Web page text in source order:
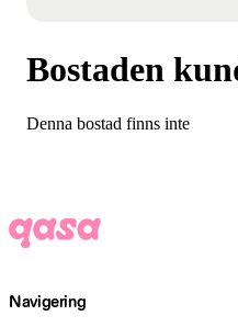
Bostaden
Denna bostad finns inte
Navigering